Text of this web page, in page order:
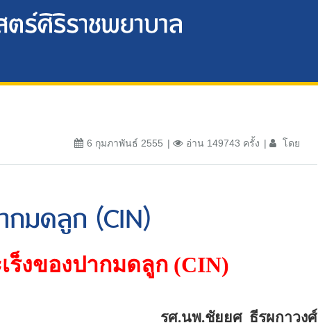
6 กุมภาพันธ์ 2555 อ่าน 149743 ครั้ง โดย
กมดลูก (CIN)
ร็งของปากมดลูก (CIN)
รศ.นพ.ชัยยศ ธีรผกาวงศ์